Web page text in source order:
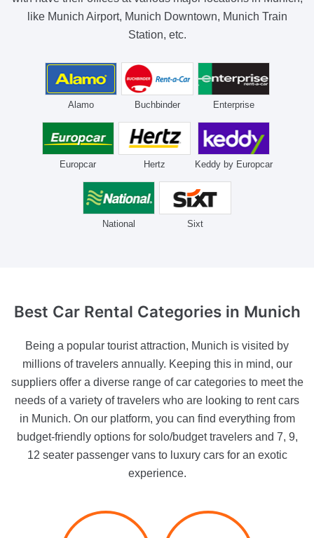
like Munich Airport, Munich Downtown, Munich Train
Station, etc.
Alamo Buchbinder Enterprise
Europcar Hertz Keddy by Europcar
National Sixt
Best Car Rental Categories in Munich
Being a popular tourist attraction, Munich is visited by
millions of travelers annually. Keeping this in mind, our
suppliers offer a diverse range of car categories to meet the
needs of a variety of travelers who are looking to rent cars
in Munich. On our platform, you can find everything from
budget-friendly options for solo/budget travelers and 7, 9,
12 seater passenger vans to luxury cars for an exotic
experience.